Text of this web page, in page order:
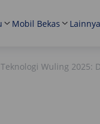
Mobil Bekas Lainnya
Wuling 2025: